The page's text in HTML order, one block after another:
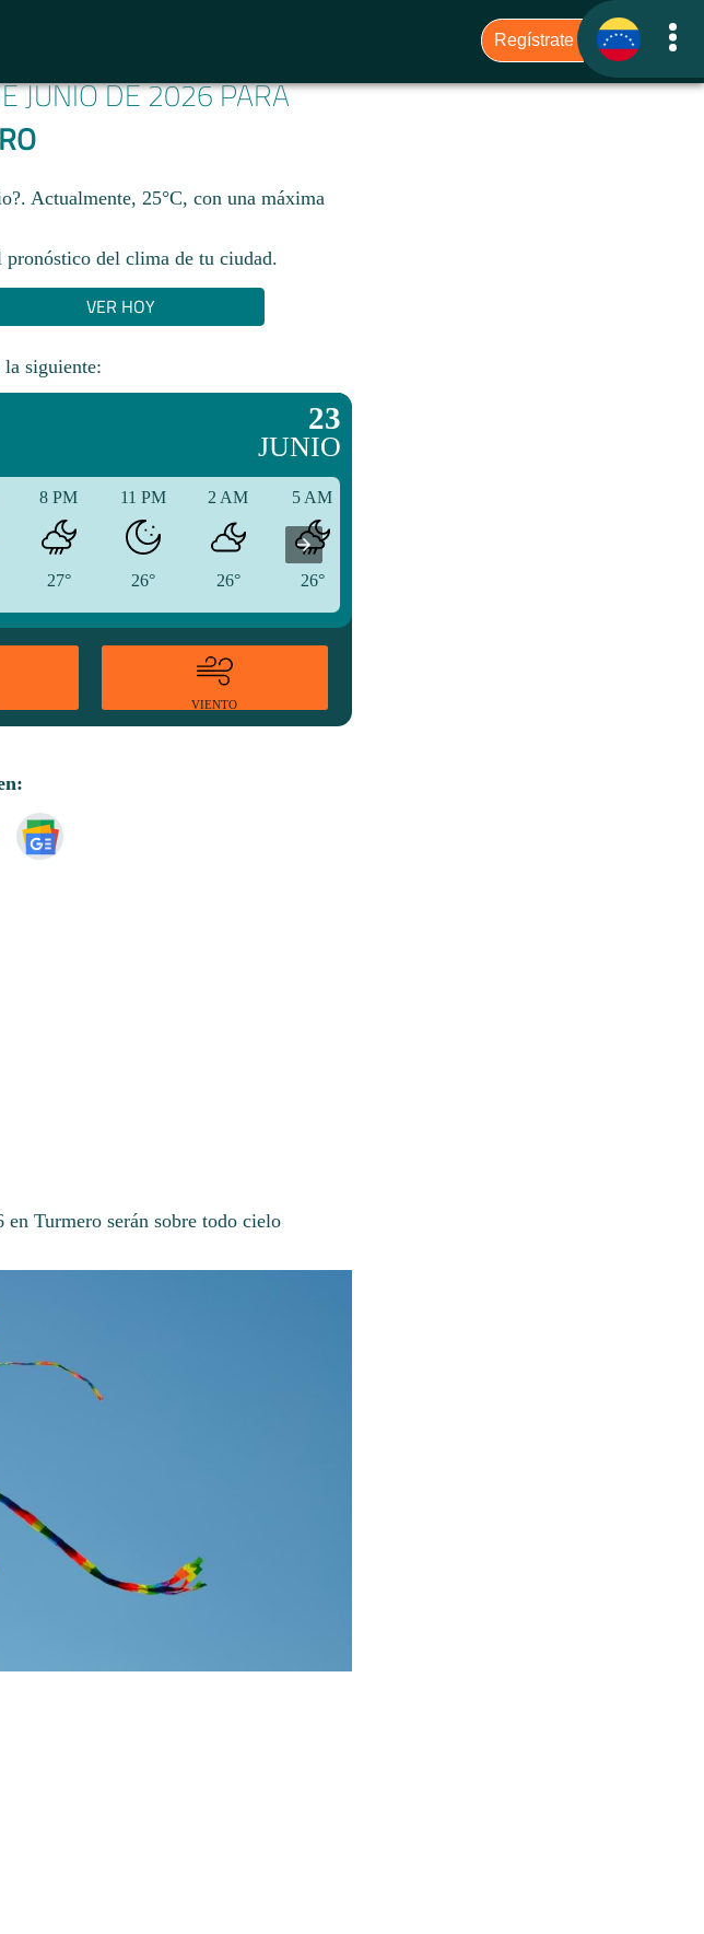
JUNIO DE 2026 PARA
Actualmente, 25°C, con una máxima
pronóstico del clima de tu ciudad.​
VER HOY
siguiente:
23
JUNIO
8 PM
27°
11 PM
26°
2 AM
26°
5 AM
26°
VIENTO
Turmero serán sobre todo cielo